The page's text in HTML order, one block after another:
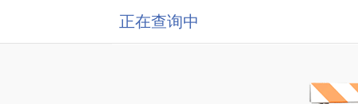
正在查询中